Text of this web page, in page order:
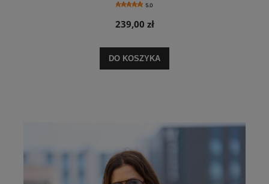
5.0
239,00 zł
DO KOSZYKA